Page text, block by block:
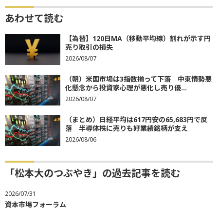
あわせて読む
【為替】120日MA（移動平均線）割れが示す円
売り取引の損失
2026/08/07
（朝）米国市場は3指数揃って下落 中東情勢悪
化懸念から投資家心理が悪化し売り優...
2026/08/07
（まとめ）日経平均は617円安の65,683円で反
落 半導体株に売りも好業績銘柄が支え
2026/08/06
「松本大のつぶやき」の過去記事を読む
2026/07/31
資本市場フォーラム